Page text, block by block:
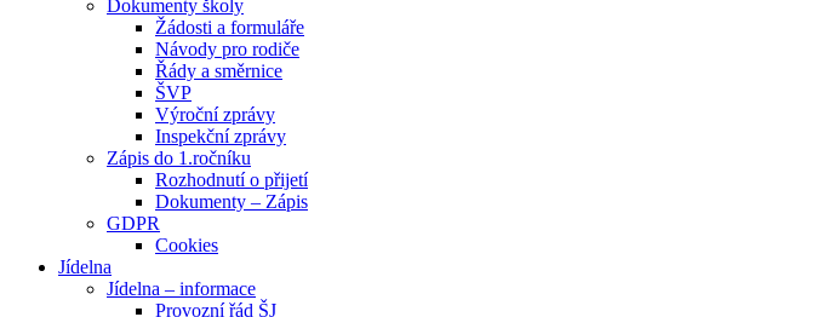
Dokumenty školy
Žádosti a formuláře
Návody pro rodiče
Řády a směrnice
ŠVP
Výroční zprávy
Inspekční zprávy
Zápis do 1.ročníku
Rozhodnutí o přijetí
Dokumenty – Zápis
GDPR
Cookies
Jídelna
Jídelna – informace
Provozní řád ŠJ